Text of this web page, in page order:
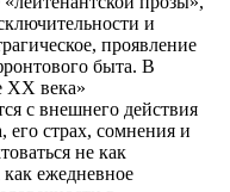
и
проявление
быта. В
XX века»
с внешнего действия
его страх, сомнения и
не как
ежедневное